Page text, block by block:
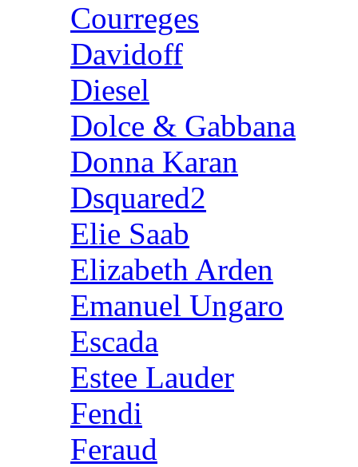
Courreges
Davidoff
Diesel
Dolce & Gabbana
Donna Karan
Dsquared2
Elie Saab
Elizabeth Arden
Emanuel Ungaro
Escada
Estee Lauder
Fendi
Feraud